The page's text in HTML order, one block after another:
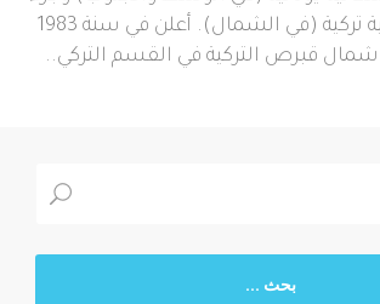
ذو أغلبية سكانية تركية (في الشمال). أعلن في سنة 1983
شمال قبرص التركية في القسم التركي..